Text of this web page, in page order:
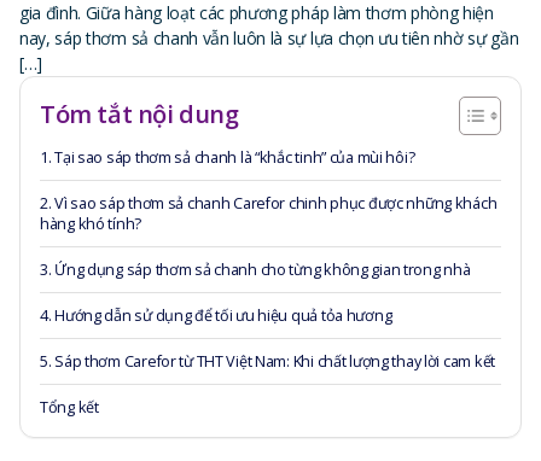
gia đình. Giữa hàng loạt các phương pháp làm thơm phòng hiện
nay, sáp thơm sả chanh vẫn luôn là sự lựa chọn ưu tiên nhờ sự gần
[…]
Tóm tắt nội dung
1. Tại sao sáp thơm sả chanh là “khắc tinh” của mùi hôi?
2. Vì sao sáp thơm sả chanh Carefor chinh phục được những khách
hàng khó tính?
3. Ứng dụng sáp thơm sả chanh cho từng không gian trong nhà
4. Hướng dẫn sử dụng để tối ưu hiệu quả tỏa hương
5. Sáp thơm Carefor từ THT Việt Nam: Khi chất lượng thay lời cam kết
Tổng kết